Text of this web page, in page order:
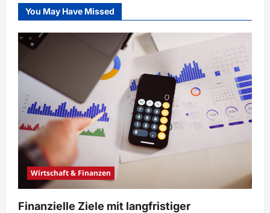
You May Have Missed
Wirtschaft & Finanzen
Finanzielle Ziele mit langfristiger